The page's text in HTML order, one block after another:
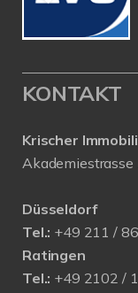
KONTAKT
Krischer
Düsseldorf
Tel.: +49 211 /
Ratingen
Tel.: +49 2102 /